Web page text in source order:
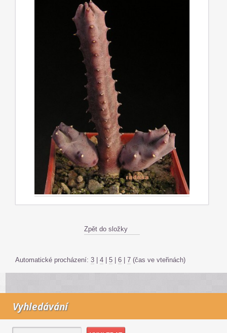
Zpět do složky
Automatické procházení: 3 4 5 6 7 (čas ve vteřinách)
Vyhledávání